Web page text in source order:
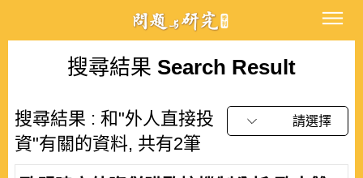
搜尋結果 Search Result
搜尋結果 : 和"外人直接投
資"有關的資料, 共有2筆
請選擇